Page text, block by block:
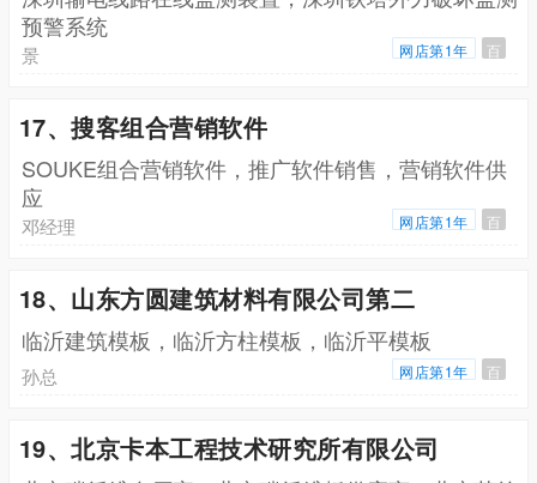
预警系统
景 网店第1年 百
17、搜客组合营销软件
SOUKE组合营销软件，推广软件销售，营销软件供
应
邓经理 网店第1年 百
18、山东方圆建筑材料有限公司第二
临沂建筑模板，临沂方柱模板，临沂平模板
孙总 网店第1年 百
19、北京卡本工程技术研究所有限公司